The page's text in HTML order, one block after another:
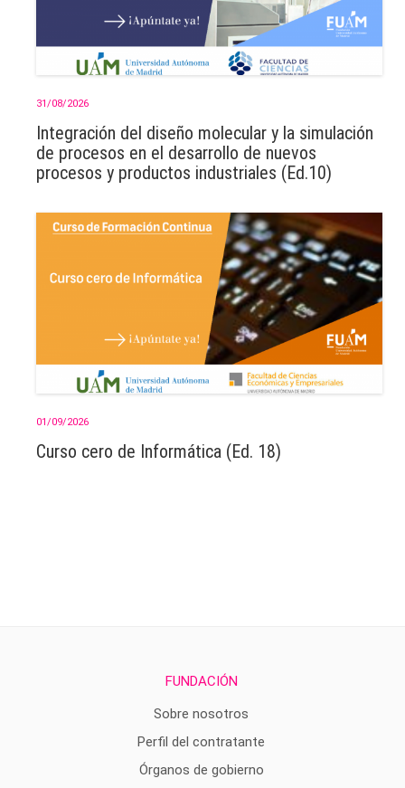
31/08/2026
Integración del diseño molecular y la simulación
de procesos en el desarrollo de nuevos
procesos y productos industriales (Ed.10)
01/09/2026
Curso cero de Informática (Ed. 18)
FUNDACIÓN
Sobre nosotros
Perfil del contratante
Órganos de gobierno